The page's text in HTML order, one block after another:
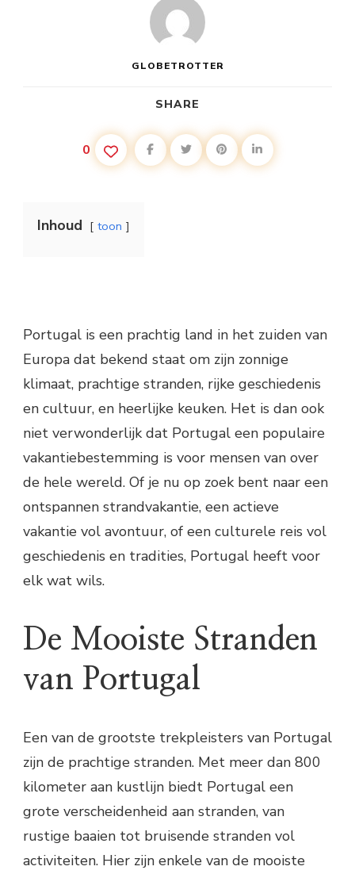
GLOBETROTTER
SHARE
0
Inhoud toon
Portugal is een prachtig land in het zuiden van
Europa dat bekend staat om zijn zonnige
klimaat, prachtige stranden, rijke geschiedenis
en cultuur, en heerlijke keuken. Het is dan ook
niet verwonderlijk dat Portugal een populaire
vakantiebestemming is voor mensen van over
de hele wereld. Of je nu op zoek bent naar een
ontspannen strandvakantie, een actieve
vakantie vol avontuur, of een culturele reis vol
geschiedenis en tradities, Portugal heeft voor
elk wat wils.
De Mooiste Stranden
van Portugal
Een van de grootste trekpleisters van Portugal
zijn de prachtige stranden. Met meer dan 800
kilometer aan kustlijn biedt Portugal een
grote verscheidenheid aan stranden, van
rustige baaien tot bruisende stranden vol
activiteiten. Hier zijn enkele van de mooiste